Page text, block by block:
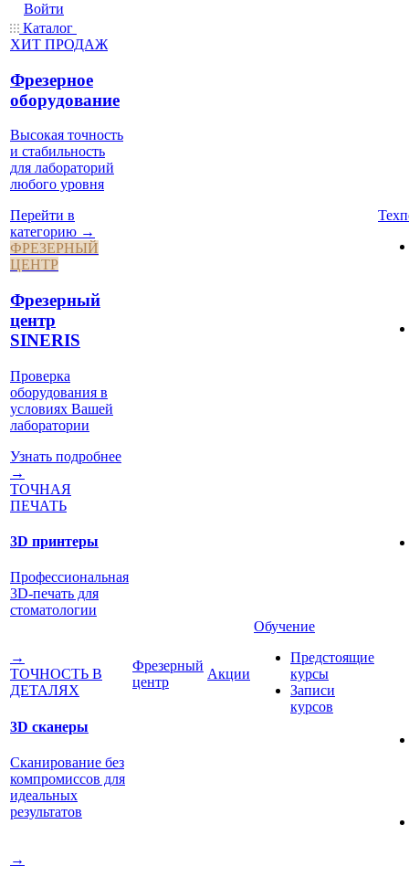
Войти
Каталог
ХИТ ПРОДАЖ
Фрезерное
оборудование
Высокая точность
и стабильность
для лабораторий
любого уровня
Перейти в
категорию →
ФРЕЗЕРНЫЙ
ЦЕНТР
Фрезерный
центр
SINERIS
Проверка
оборудования в
условиях Вашей
лаборатории
Узнать подробнее
→
ТОЧНАЯ
ПЕЧАТЬ
3D принтеры
Профессиональная
3D-печать для
стоматологии
→
ТОЧНОСТЬ В
ДЕТАЛЯХ
3D сканеры
Сканирование без
компромиссов для
идеальных
результатов
→
Фрезерный
центр
Акции
Обучение
Предстоящие
курсы
Записи
курсов